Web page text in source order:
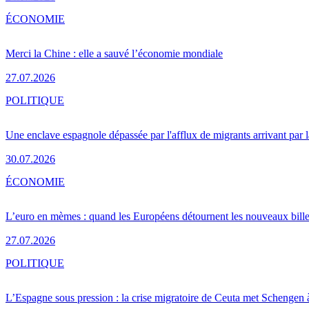
Merci la Chine : elle a sauvé l’économie mondiale
27.07.2026
ÉCONOMIE
Une enclave espagnole dépassée par l'afflux de migrants arrivant par
30.07.2026
POLITIQUE
L’euro en mèmes : quand les Européens détournent les nouveaux
27.07.2026
ÉCONOMIE
L’Espagne sous pression : la crise migratoire de Ceuta met Schengen
POLITIQUE